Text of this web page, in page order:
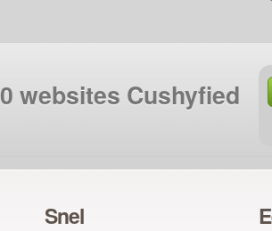
websites Cushyfied
Snel